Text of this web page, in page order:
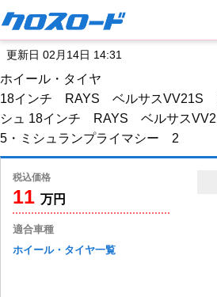
更新日 02月14日 14:31
ホイール・タイヤ
18インチ RAYS ベルサスVV21S
シュ 18インチ RAYS ベルサス
5・ミシュランプライマシー 2
税込価格
11 万円
適合車種
ホイール・タイヤ一覧